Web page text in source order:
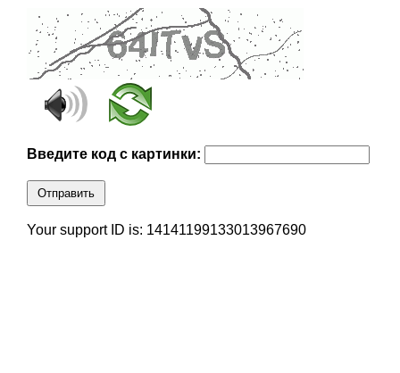
Введите код с картинки:
Отправить
Your support ID is: 14141199133013967690